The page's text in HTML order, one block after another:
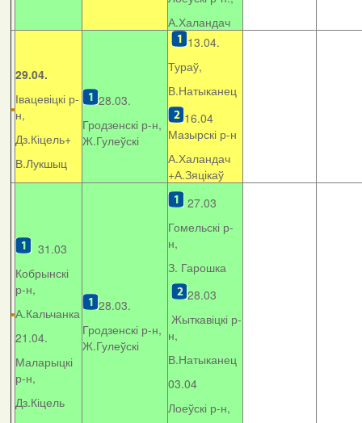
А.Халандач
29.04.
Івацевіцкі р-
н,
Дз.Кіцель+
В.Лукшыц
28.03.
Гродзенскі р-н,
Ж.Гулеўскі
13.04.
Тураў,
В.Натыканец
16.04
Мазырскі р-н
А.Халандач
+А.Зяцікаў
31.03
Кобрынскі
р-н,
А.Кальчанка
21.04.
Маларыцкі
р-н,
Дз.Кіцель
28.03.
Гродзенскі р-н,
Ж.Гулеўскі
27.03
Гомельскі р-
н,
З. Гарошка
28.03
Жыткавіцкі р-
н,
В.Натыканец
03.04
Лоеўскі р-н,